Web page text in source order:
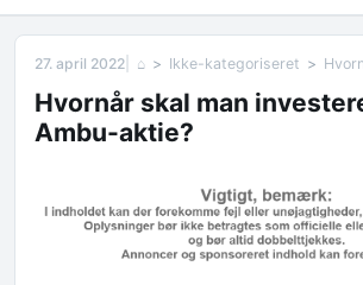
27. april 2022 ⌂ Ikke-kategoriseret
Hvornår skal man
Ambu-aktie?